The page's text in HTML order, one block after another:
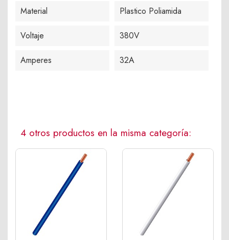
Material Plastico Poliamida
Voltaje 380V
Amperes 32A
4 otros productos en la misma categoría: